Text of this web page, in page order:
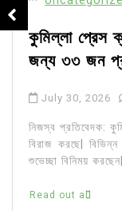
কুমিল্লা প্রেস
জন্য ৩৩ জন
July 30, 2026
নিজস্ব প্রতিবেদক:
বিরাজ করছে| বিভিন্ন
শুভেচ্ছা বিনিময়
Read out all